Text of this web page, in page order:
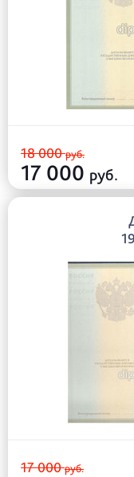
18 000руб.
17 000 руб.
17 000руб.